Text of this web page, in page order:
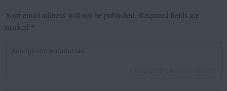
Your email address will not be published. Required fields are
marked *